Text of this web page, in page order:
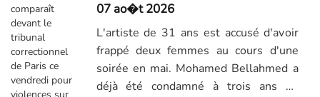
07 ao�t 2026
L'artiste de 31 ans est accusé d'avoir
frappé deux femmes au cours d'une
soirée en mai. Mohamed Bellahmed a
déjà été condamné à trois ans de